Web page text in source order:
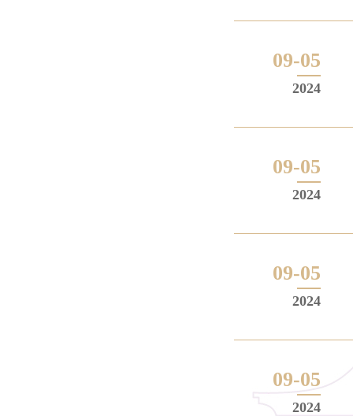
09-05
2024
09-05
2024
09-05
2024
09-05
2024